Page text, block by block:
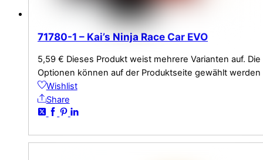
71780-1 – Kai’s Ninja Race Car EVO
5,59 € Dieses Produkt weist mehrere Varianten auf. Die
Optionen können auf der Produktseite gewählt werden
Wishlist
Share